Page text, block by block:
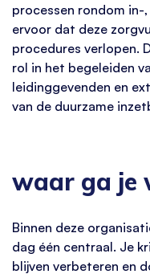
processen rondom
ervoor dat deze
procedures verlopen.
rol in het begeleiden
leidinggevenden en
van de duurzame
waar ga je
Binnen deze
dag één centraal. Je
blijven verbeteren en